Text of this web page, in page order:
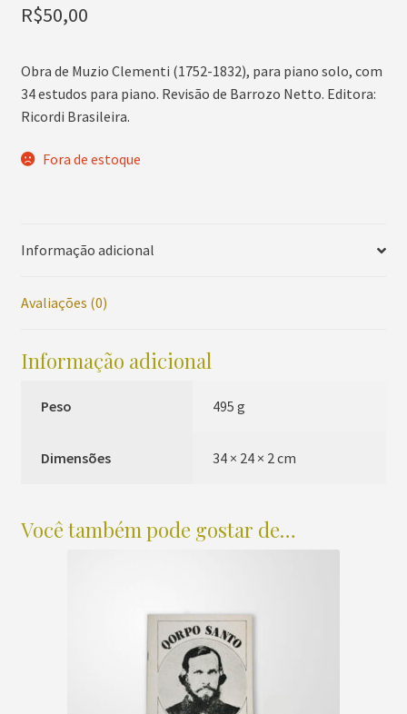
R$50,00
Obra de Muzio Clementi (1752-1832), para piano solo, com
34 estudos para piano. Revisão de Barrozo Netto. Editora:
Ricordi Brasileira.
Fora de estoque
Informação adicional
Avaliações (0)
Informação adicional
Peso 495 g
Dimensões 34 × 24 × 2 cm
Você também pode gostar de…